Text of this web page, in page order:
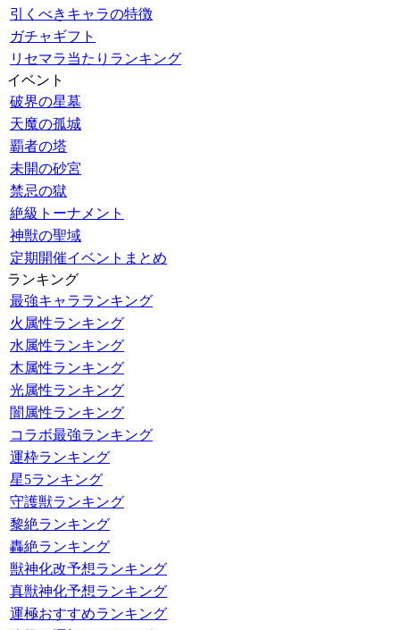
引くべきキャラの特徴
ガチャギフト
リセマラ当たりランキング
イベント
破界の星墓
天魔の孤城
覇者の塔
未開の砂宮
禁忌の獄
絶級トーナメント
神獣の聖域
定期開催イベントまとめ
ランキング
最強キャラランキング
火属性ランキング
水属性ランキング
木属性ランキング
光属性ランキング
闇属性ランキング
コラボ最強ランキング
運枠ランキング
星5ランキング
守護獣ランキング
黎絶ランキング
轟絶ランキング
獣神化改予想ランキング
真獣神化予想ランキング
運極おすすめランキング